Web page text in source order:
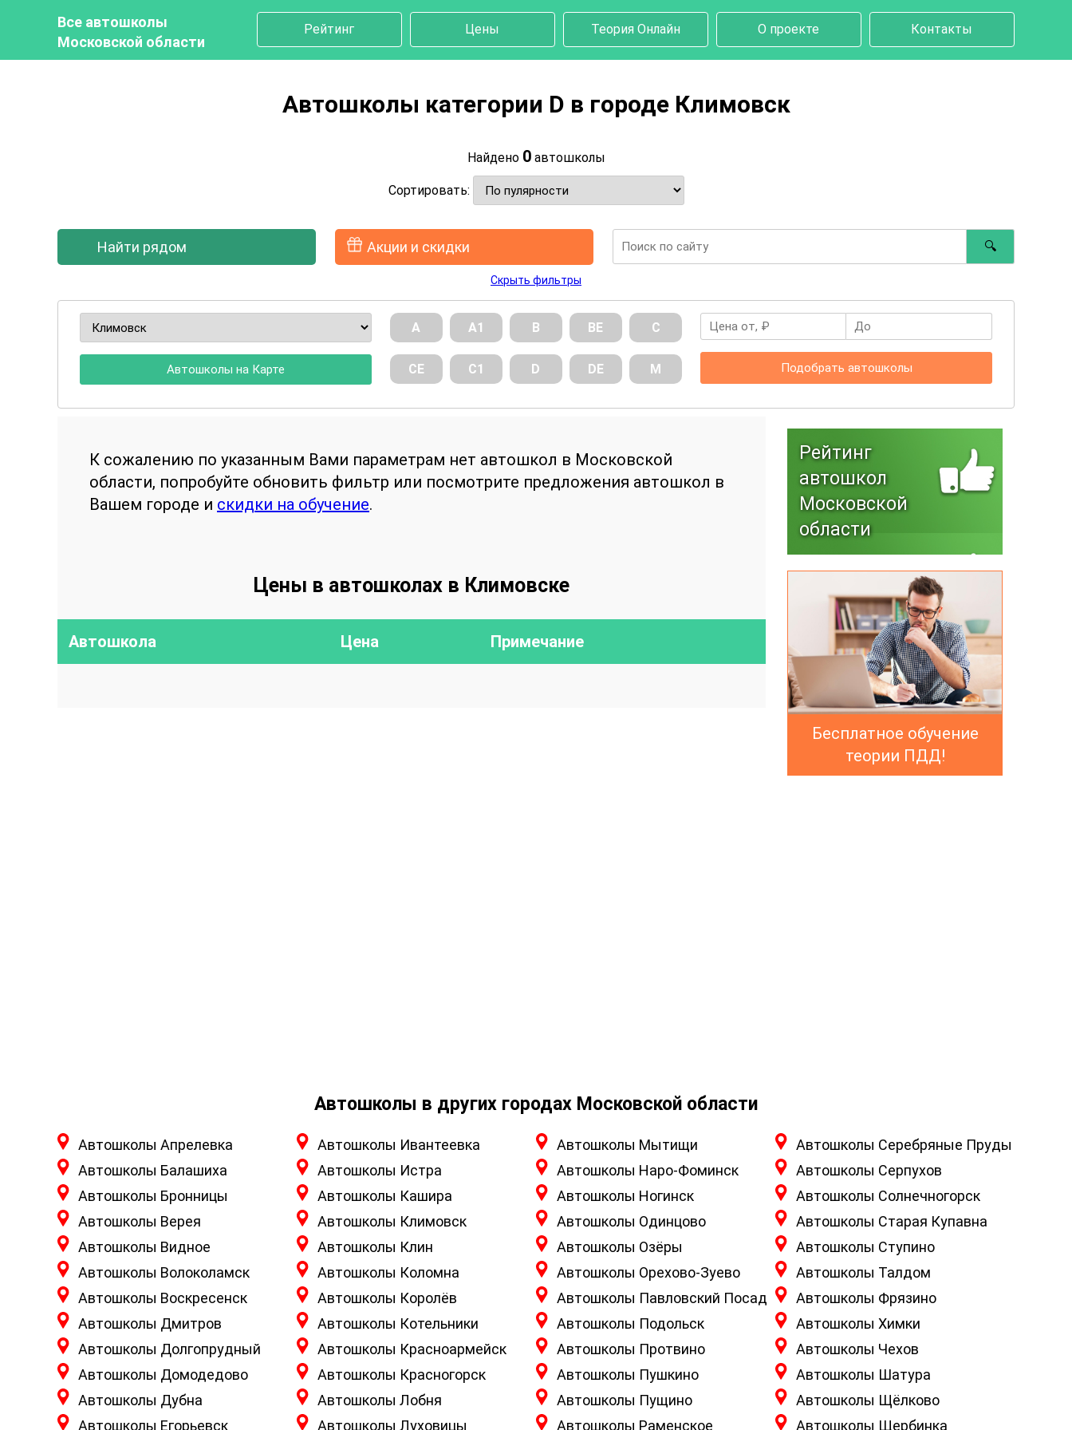
Все автошколы
Московской области
Рейтинг Цены Теория Онлайн О проекте Контакты
Автошколы категории D в городе Климовск
Найдено 0автошколы
Сортировать:
Найти рядом Акции и скидки 🔍
Скрыть фильтры
Автошколы на Карте
А А1 В ВE С
СE С1 D DE М Подобрать автошколы
К сожалению по указанным Вами параметрам нет автошкол в Московской
области, попробуйте обновить фильтр или посмотрите предложения автошкол в
Вашем городе и скидки на обучение.
Цены в автошколах в Климовске
Автошкола Цена Примечание
Рейтинг
автошкол
Московской
области
Бесплатное обучение
теории ПДД!
Автошколы в других городах Московской области
Автошколы Апрелевка
Автошколы Балашиха
Автошколы Бронницы
Автошколы Верея
Автошколы Видное
Автошколы Волоколамск
Автошколы Воскресенск
Автошколы Дмитров
Автошколы Долгопрудный
Автошколы Домодедово
Автошколы Дубна
Автошколы Егорьевск
Автошколы Ивантеевка
Автошколы Истра
Автошколы Кашира
Автошколы Климовск
Автошколы Клин
Автошколы Коломна
Автошколы Королёв
Автошколы Котельники
Автошколы Красноармейск
Автошколы Красногорск
Автошколы Лобня
Автошколы Луховицы
Автошколы Мытищи
Автошколы Наро-Фоминск
Автошколы Ногинск
Автошколы Одинцово
Автошколы Озёры
Автошколы Орехово-Зуево
Автошколы Павловский Посад
Автошколы Подольск
Автошколы Протвино
Автошколы Пушкино
Автошколы Пущино
Автошколы Раменское
Автошколы Серебряные Пруды
Автошколы Серпухов
Автошколы Солнечногорск
Автошколы Старая Купавна
Автошколы Ступино
Автошколы Талдом
Автошколы Фрязино
Автошколы Химки
Автошколы Чехов
Автошколы Шатура
Автошколы Щёлково
Автошколы Щербинка